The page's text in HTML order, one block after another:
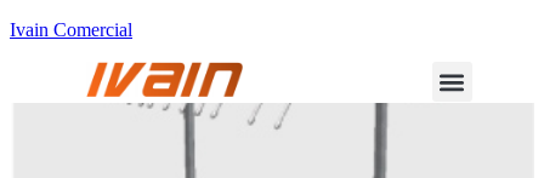
Ivain Comercial